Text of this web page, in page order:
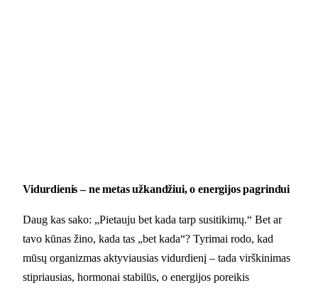
Vidurdienis – ne metas užkandžiui, o energijos pagrindui
Daug kas sako: „Pietauju bet kada tarp susitikimų.“ Bet ar
tavo kūnas žino, kada tas „bet kada“? Tyrimai rodo, kad
mūsų organizmas aktyviausias vidurdienį – tada virškinimas
stipriausias, hormonai stabilūs, o energijos poreikis